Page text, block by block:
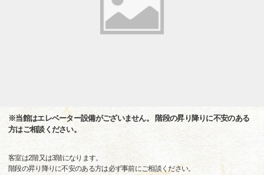
※当館はエレベーター設備がございません。 階段の昇り降りに不安のある
方はご相談ください。
客室は2階又は3階になります。
階段の昇り降りに不安のある方は必ず事前にご相談ください。